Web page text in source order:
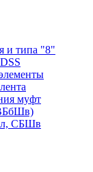
и типа "8"
муфт
СБШв